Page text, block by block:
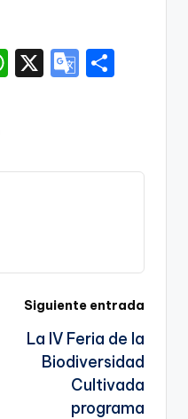
W
A
X
G
e
a
te
Siguiente entrada
La IV Feria de la
Biodiversidad
Cultivada
programa